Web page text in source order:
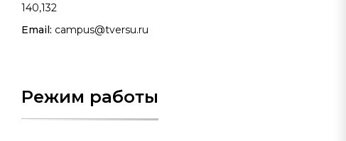
140,132
Email: campus@tversu.ru
Режим работы